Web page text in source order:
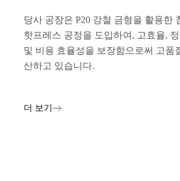
당사 공장은 P20 강철 금형을 활용한
핫프레스 공정을 도입하여, 고효율,
및 비용 효율성을 보장함으로써 고품
산하고 있습니다.
더 보기